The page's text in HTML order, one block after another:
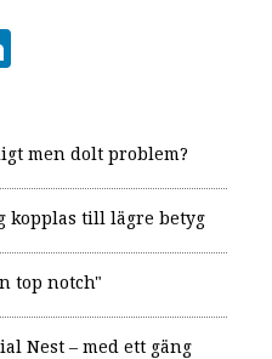
men dolt problem?
kopplas till lägre betyg
top notch"
Nest – med ett gäng